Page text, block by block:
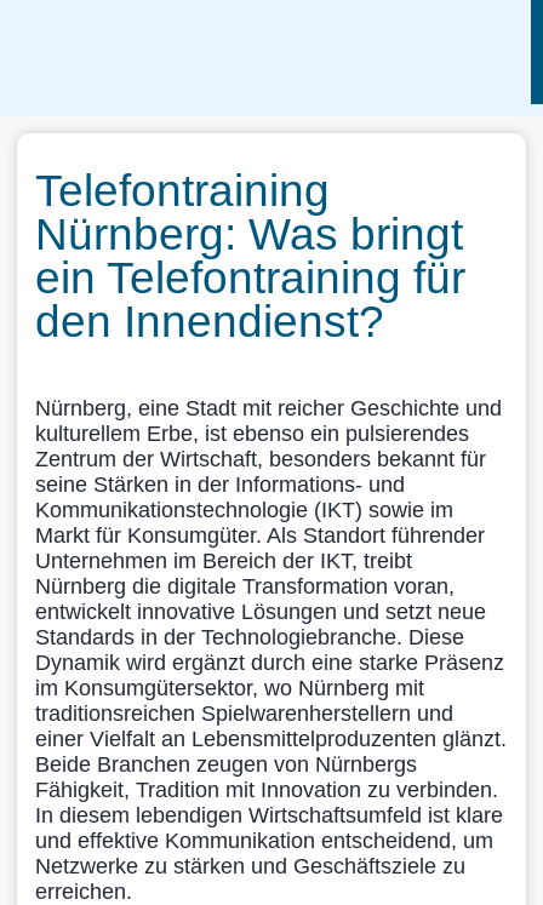
Telefontraining
Nürnberg: Was bringt
ein Telefontraining für
den Innendienst?
Nürnberg, eine Stadt mit reicher Geschichte und
kulturellem Erbe, ist ebenso ein pulsierendes
Zentrum der Wirtschaft, besonders bekannt für
seine Stärken in der Informations- und
Kommunikationstechnologie (IKT) sowie im
Markt für Konsumgüter. Als Standort führender
Unternehmen im Bereich der IKT, treibt
Nürnberg die digitale Transformation voran,
entwickelt innovative Lösungen und setzt neue
Standards in der Technologiebranche. Diese
Dynamik wird ergänzt durch eine starke Präsenz
im Konsumgütersektor, wo Nürnberg mit
traditionsreichen Spielwarenherstellern und
einer Vielfalt an Lebensmittelproduzenten glänzt.
Beide Branchen zeugen von Nürnbergs
Fähigkeit, Tradition mit Innovation zu verbinden.
In diesem lebendigen Wirtschaftsumfeld ist klare
und effektive Kommunikation entscheidend, um
Netzwerke zu stärken und Geschäftsziele zu
erreichen.